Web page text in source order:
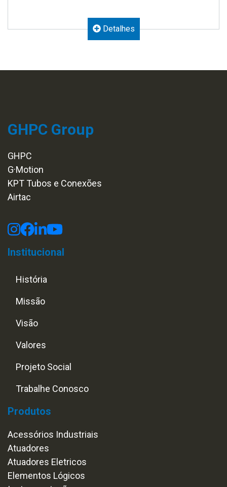
Detalhes
GHPC Group
GHPC
G·Motion
KPT Tubos e Conexões
Airtac
Institucional
História
Missão
Visão
Valores
Projeto Social
Trabalhe Conosco
Produtos
Acessórios Industriais
Atuadores
Atuadores Eletricos
Elementos Lógicos